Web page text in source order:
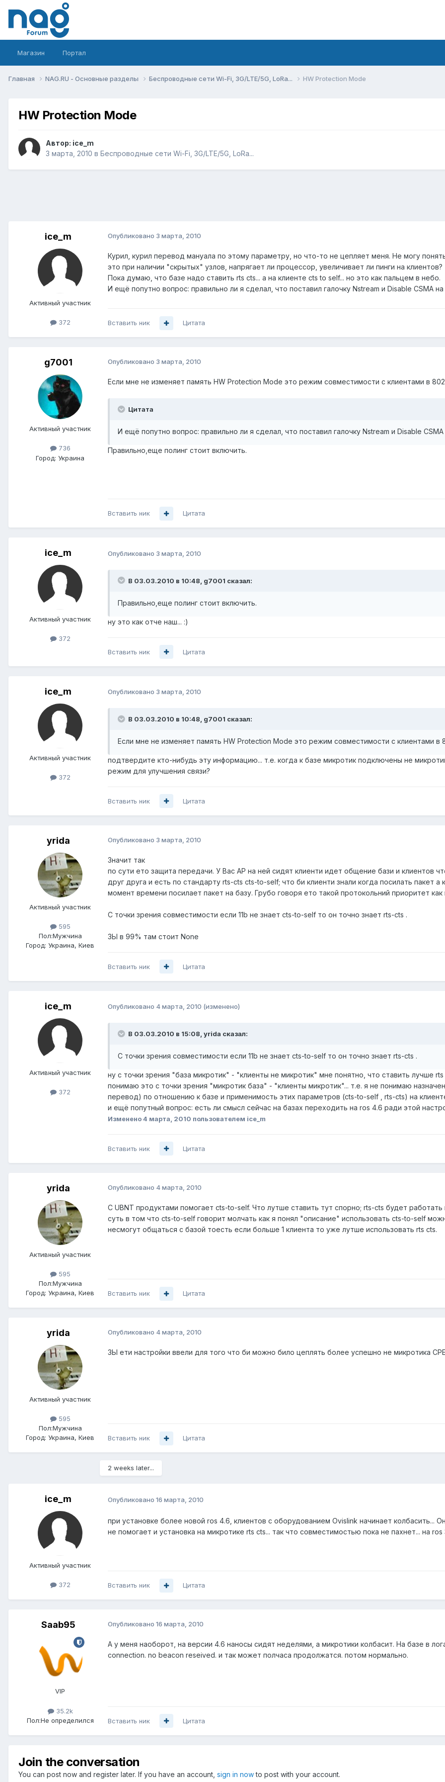
Магазин Портал
Главная NAG.RU - Основные разделы Беспроводные сети Wi-Fi, 3G/LTE/5G, LoRa... HW Protection Mode
HW Protection Mode
Автор: ice_m
3 марта, 2010 в Беспроводные сети Wi-Fi, 3G/LTE/5G, LoRa...
ice_m
Активный участник
372
Опубликовано 3 марта, 2010
Курил, курил перевод мануала по этому параметру, но что-то не цепляет меня. Не могу
это при наличии "скрытых" узлов, напрягает ли процессор, увеличивает ли пинги на клиентов?
Пока думаю, что базе надо ставить rts cts... а на клиенте cts to self... но это как пальцем в небо.
И ещё попутно вопрос: правильно ли я сделал, что поставил галочку Nstream и Disable CSMA
Вставить ник Цитата
g7001
Активный участник
736
Город: Украина
Опубликовано 3 марта, 2010
Если мне не изменяет память HW Protection Mode это режим совместимости с клиентами в
Цитата
И ещё попутно вопрос: правильно ли я сделал, что поставил галочку Nstream и Disable
Правильно,еще полинг стоит включить.
Вставить ник Цитата
ice_m
Активный участник
372
Опубликовано 3 марта, 2010
В 03.03.2010 в 10:48, g7001 сказал:
Правильно,еще полинг стоит включить.
ну это как отче наш... :)
Вставить ник Цитата
ice_m
Активный участник
372
Опубликовано 3 марта, 2010
В 03.03.2010 в 10:48, g7001 сказал:
Если мне не изменяет память HW Protection Mode это режим совместимости с клиентами в
подтвердите кто-нибудь эту информацию... т.е. когда к базе микротик подключены не
режим для улучшения связи?
Вставить ник Цитата
yrida
Активный участник
595
Пол:Мужчина
Город: Украина, Киев
Опубликовано 3 марта, 2010
Значит так
по сути ето защита передачи. У Вас АР на ней сидят клиенти идет общение бази и клиентов
друг друга и есть по стандарту rts-cts cts-to-self; что би клиенти знали когда посилать пакет
момент времени посилает пакет на базу. Грубо говоря ето такой протокольний приоритет
С точки зрения совместимости если 11b не знает cts-to-self то он точно знает rts-cts .
ЗЫ в 99% там стоит None
Вставить ник Цитата
ice_m
Активный участник
372
Опубликовано 4 марта, 2010 (изменено)
В 03.03.2010 в 15:08, yrida сказал:
С точки зрения совместимости если 11b не знает cts-to-self то он точно знает rts-cts .
ну с точки зрения "база микротик" - "клиенты не микротик" мне понятно, что ставить лучше
понимаю это с точки зрения "микротик база" - "клиенты микротик"... т.е. я не понимаю
перевод) по отношению к базе и применимость этих параметров (cts-to-self , rts-cts) на
и ещё попутный вопрос: есть ли смысл сейчас на базах переходить на ros 4.6 ради этой
Изменено4 марта, 2010 пользователем ice_m
Вставить ник Цитата
yrida
Активный участник
595
Пол:Мужчина
Город: Украина, Киев
Опубликовано 4 марта, 2010
С UBNT продуктами помогает cts-to-self. Что лутше ставить тут спорно; rts-cts будет
суть в том что cts-to-self говорит молчать как я понял "описание" использовать cts-to-self
несмогут общаться с базой тоесть если больше 1 клиента то уже лутше использовать rts cts.
Вставить ник Цитата
yrida
Активный участник
595
Пол:Мужчина
Город: Украина, Киев
Опубликовано 4 марта, 2010
ЗЫ ети настройки ввели для того что би можно било цеплять более успешно не микротика CPE
Вставить ник Цитата
2 weeks later...
ice_m
Активный участник
372
Опубликовано 16 марта, 2010
при установке более новой ros 4.6, клиентов с оборудованием Ovislink начинает
не помогает и установка на микротике rts cts... так что совместимостью пока не пахнет... на
Вставить ник Цитата
Saab95
VIP
35.2k
Пол:Не определился
Опубликовано 16 марта, 2010
А у меня наоборот, на версии 4.6 наносы сидят неделями, а микротики колбасит. На базе в
connection. no beacon reseived. и так может полчаса продолжатся. потом нормально.
Вставить ник Цитата
Join the conversation
You can post now and register later. If you have an account, sign in nowto post with your account.